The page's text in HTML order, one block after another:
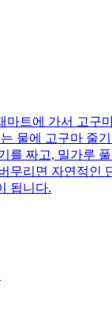
마트에 가서 고구
물에 고구마 줄
를 짜고, 밀가루
무리면 자연적인
됩니다.